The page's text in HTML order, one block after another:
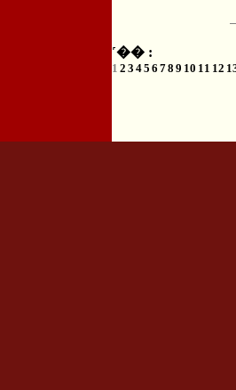
˹�� :
1 2 3 45 6 78 9 10 11 12